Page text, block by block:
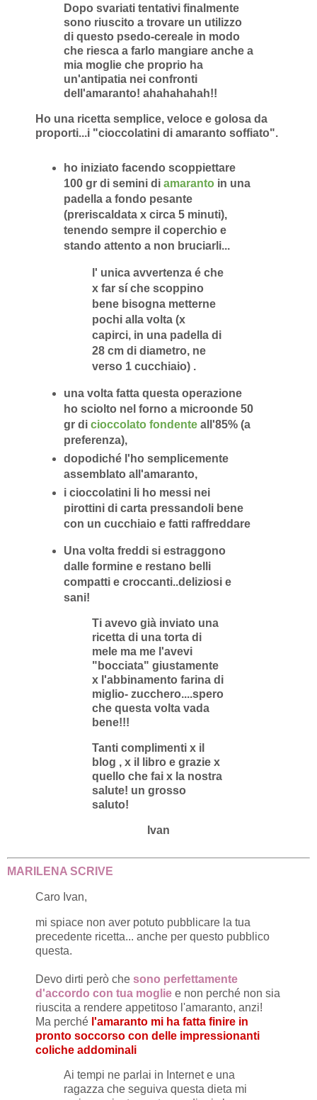
Dopo svariati tentativi finalmente
sono riuscito a trovare un utilizzo
di questo psedo-cereale in modo
che riesca a farlo mangiare anche a
mia moglie che proprio ha
un'antipatia nei confronti
dell'amaranto! ahahahahah!!
Ho una ricetta semplice, veloce e golosa da
proporti...i "cioccolatini di amaranto soffiato".
ho iniziato facendo scoppiettare
100 gr di semini di amaranto in una
padella a fondo pesante
(preriscaldata x circa 5 minuti),
tenendo sempre il coperchio e
stando attento a non bruciarli...
l' unica avvertenza é che
x far sí che scoppino
bene bisogna metterne
pochi alla volta (x
capirci, in una padella di
28 cm di diametro, ne
verso 1 cucchiaio) .
una volta fatta questa operazione
ho sciolto nel forno a microonde 50
gr di cioccolato fondenteall'85% (a
preferenza),
dopodiché l'ho semplicemente
assemblato all'amaranto,
i cioccolatini li ho messi nei
pirottini di carta pressandoli bene
con un cucchiaio e fatti raffreddare
Una volta freddi si estraggono
dalle formine e restano belli
compatti e croccanti..deliziosi e
sani!
Ti avevo già inviato una
ricetta di una torta di
mele ma me l'avevi
"bocciata" giustamente
x l'abbinamento farina di
miglio- zucchero....spero
che questa volta vada
bene!!!
Tanti complimenti x il
blog , x il libro e grazie x
quello che fai x la nostra
salute! un grosso
saluto!
Ivan
MARILENA SCRIVE
Caro Ivan,
mi spiace non aver potuto pubblicare la tua
precedente ricetta... anche per questo pubblico
questa.
Devo dirti però che sono perfettamente
d'accordo con tua moglie e non perché non sia
riuscita a rendere appetitoso l'amaranto, anzi!
Ma perché l'amaranto mi ha fatta finire in
pronto soccorso con delle impressionanti
coliche addominali
Ai tempi ne parlai in Internet e una
ragazza che seguiva questa dieta mi